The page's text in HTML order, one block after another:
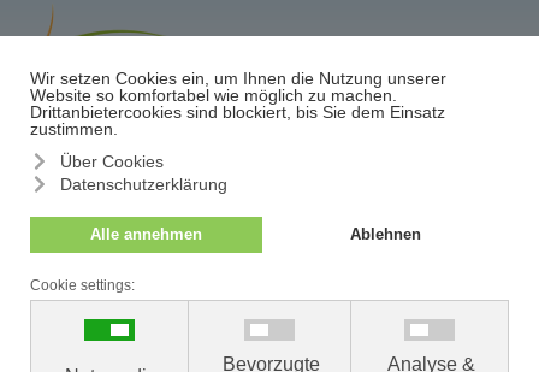
Termin/Absage
Der Schutz Ihrer persönlichen Daten ist uns ein besonderes
Anliegen. Wir verarbeiten Ihre personenbezogenen Daten
daher ausschließlich auf Grundlage der gesetzlichen
Bestimmungen.